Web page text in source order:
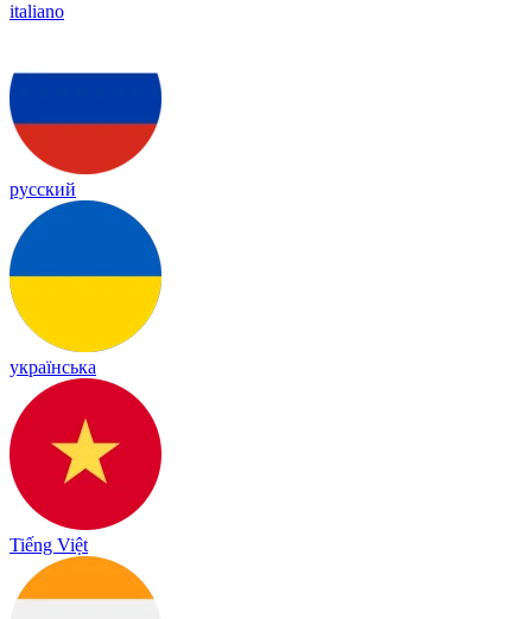
italiano
русский
українська
Tiếng Việt